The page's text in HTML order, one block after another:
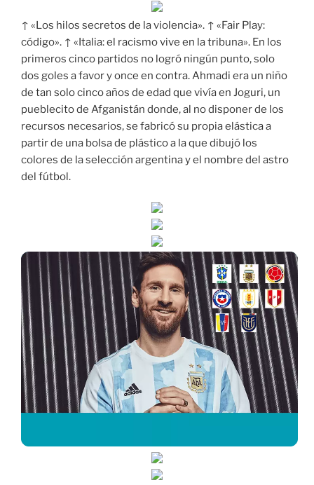
↑ «Los hilos secretos de la violencia». ↑ «Fair Play:
código». ↑ «Italia: el racismo vive en la tribuna». En los
primeros cinco partidos no logró ningún punto, solo
dos goles a favor y once en contra. Ahmadi era un niño
de tan solo cinco años de edad que vivía en Joguri, un
pueblecito de Afganistán donde, al no disponer de los
recursos necesarios, se fabricó su propia elástica a
partir de una bolsa de plástico a la que dibujó los
colores de la selección argentina y el nombre del astro
del fútbol.